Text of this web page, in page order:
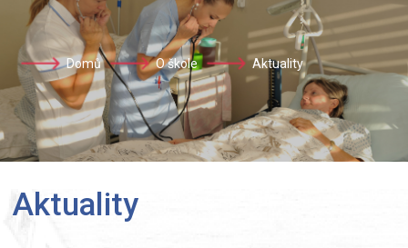
Domů O škole Aktuality
Aktuality